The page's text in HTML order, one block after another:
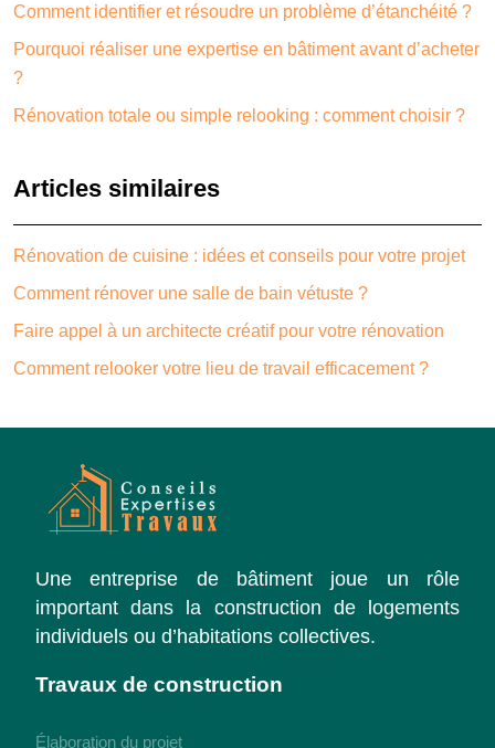
Comment identifier et résoudre un problème d’étanchéité ?
Pourquoi réaliser une expertise en bâtiment avant d’acheter
?
Rénovation totale ou simple relooking : comment choisir ?
Articles similaires
Rénovation de cuisine : idées et conseils pour votre projet
Comment rénover une salle de bain vétuste ?
Faire appel à un architecte créatif pour votre rénovation
Comment relooker votre lieu de travail efficacement ?
Une entreprise de bâtiment joue un rôle
important dans la construction de logements
individuels ou d’habitations collectives.
Travaux de construction
Élaboration du projet